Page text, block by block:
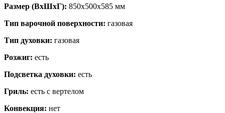
Размер (ВхШхГ): 850х500х585 мм
Тип варочной поверхности: газовая
Тип духовки: газовая
Розжиг: есть
Подсветка духовки: есть
Гриль: есть с вертелом
Конвекция: нет